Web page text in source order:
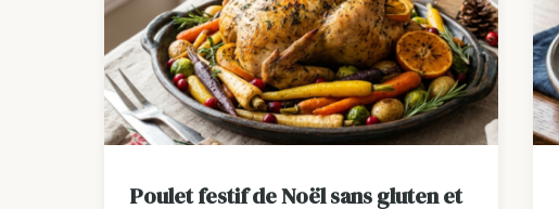
Poulet festif de Noël sans gluten et